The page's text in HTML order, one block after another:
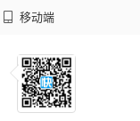
移动端